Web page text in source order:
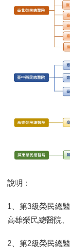
說明：
1、第3級榮民總
高雄榮民總醫院
2、第2級榮民總